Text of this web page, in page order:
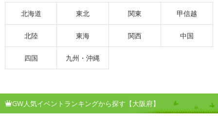
北海道 東北 関東 甲信越
北陸 東海 関西 中国
四国 九州・沖縄
GW人気イベントランキングから探す【大阪府】